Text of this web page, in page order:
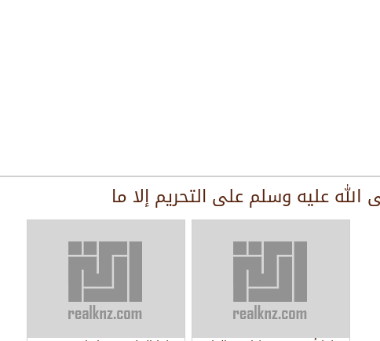
ﻋﻠﻴﻪ ﻭﺳﻠﻢ ﻋﻠﻰ ﺍﻟﺘﺤﺮﻳﻢ ﺇﻻ ﻣﺎ